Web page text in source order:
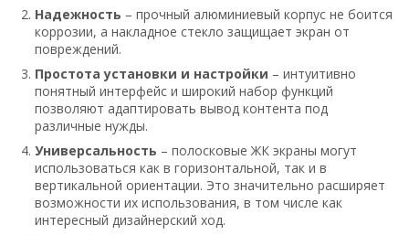
Надежность – прочный алюминиевый корпус не боится
коррозии, а накладное стекло защищает экран от
повреждений.
Простота установки и настройки – интуитивно
понятный интерфейс и широкий набор функций
позволяют адаптировать вывод контента под
различные нужды.
Универсальность – полосковые ЖК экраны могут
использоваться как в горизонтальной, так и в
вертикальной ориентации. Это значительно расширяет
возможности их использования, в том числе как
интересный дизайнерский ход.